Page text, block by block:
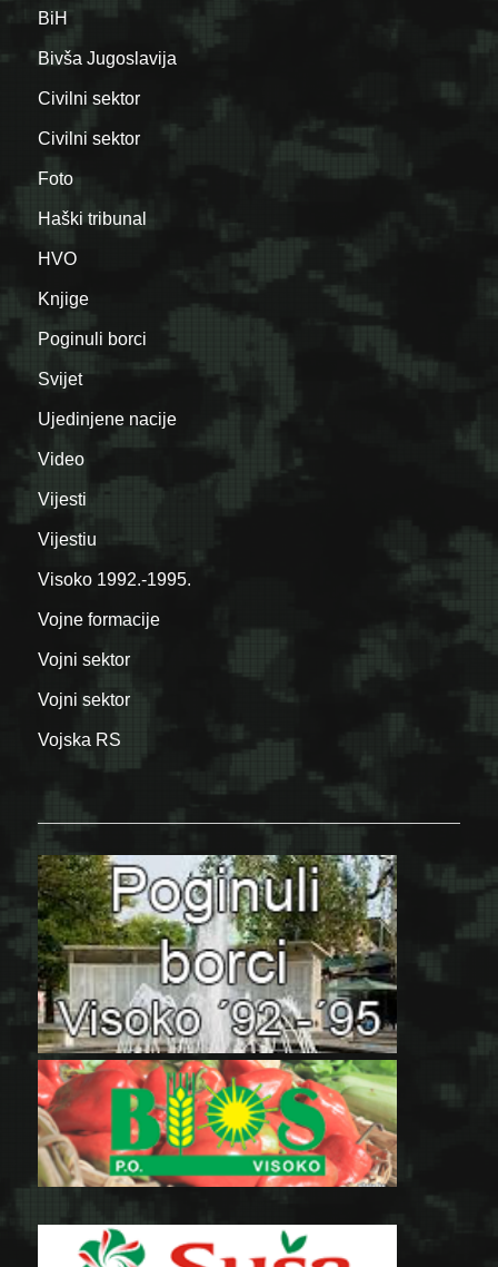
BiH
Bivša Jugoslavija
Civilni sektor
Civilni sektor
Foto
Haški tribunal
HVO
Knjige
Poginuli borci
Svijet
Ujedinjene nacije
Video
Vijesti
Vijestiu
Visoko 1992.-1995.
Vojne formacije
Vojni sektor
Vojni sektor
Vojska RS